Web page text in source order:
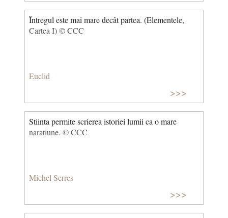
Întregul este mai mare decât partea. (Elementele,
Cartea I) © CCC
Euclid
>>>
Stiinta permite scrierea istoriei lumii ca o mare
naratiune. © CCC
Michel Serres
>>>